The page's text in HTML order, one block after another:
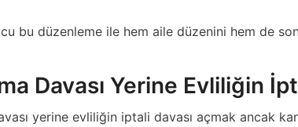
bu düzenleme ile hem aile düzenini hem de
Davası Yerine Evliliğin
yerine evliliğin iptali davası açmak ancak